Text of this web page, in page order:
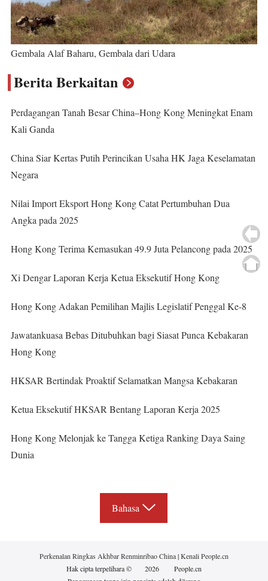
Gembala Alaf Baharu, Gembala dari Udara
Berita Berkaitan
Perdagangan Tanah Besar China–Hong Kong Meningkat Enam
Kali Ganda
China Siar Kertas Putih Perincikan Usaha HK Jaga Keselamatan
Negara
Nilai Import Eksport Hong Kong Catat Pertumbuhan Dua
Angka pada 2025
Hong Kong Terima Kemasukan 49.9 Juta Pelancong pada 2025
Xi Dengar Laporan Kerja Ketua Eksekutif Hong Kong
Hong Kong Adakan Pemilihan Majlis Legislatif Penggal Ke-8
Jawatankuasa Bebas Ditubuhkan bagi Siasat Punca Kebakaran
Hong Kong
HKSAR Bertindak Proaktif Selamatkan Mangsa Kebakaran
Ketua Eksekutif HKSAR Bentang Laporan Kerja 2025
Hong Kong Melonjak ke Tangga Ketiga Ranking Daya Saing
Dunia
Bahasa
Perkenalan Ringkas Akhbar Renminribao China|Kenali People.cn
Hak cipta terpelihara ©
2026
People.cn